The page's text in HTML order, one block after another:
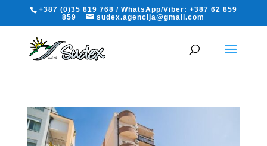
+387 (0)35 819 768 / WhatsApp/Viber: +387 62 859
859
sudex.agencija@gmail.com